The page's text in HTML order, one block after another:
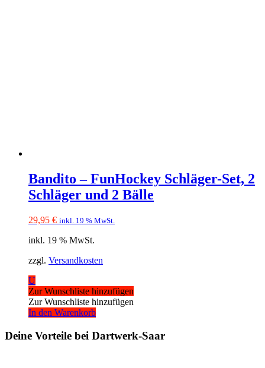
Bandito – FunHockey Schläger-Set, 2
Schläger und 2 Bälle
29,95 € inkl. 19 % MwSt.
inkl. 19 % MwSt.
zzgl. Versandkosten
U
Zur Wunschliste hinzufügen
Zur Wunschliste hinzufügen
In den Warenkorb
Deine Vorteile bei Dartwerk-Saar